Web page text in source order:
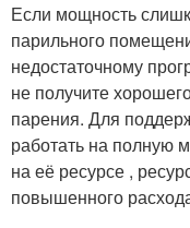
Если мощность
парильного
недостаточному
не получите
парения. Для
работать на полную
на её ресурсе ,
повышенного